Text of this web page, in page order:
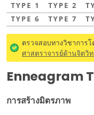
TYPE 1 TYPE 2
TYPE 6
TYPE 7
ตรวจสอบทางวิชาการโ
ศาสตราจารย์ด้านจิตวิ
Enneagram
การสร้างมิตรภาพ